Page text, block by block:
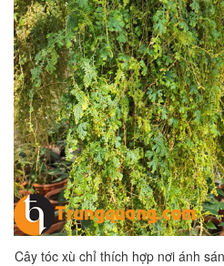
Cây tóc xù chỉ thích hợp nơi ánh